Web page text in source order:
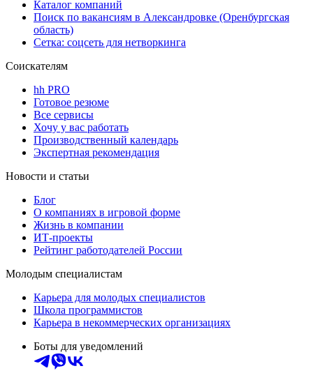
Каталог компаний
Поиск по вакансиям в Александровке (Оренбургская
область)
Сетка: соцсеть для нетворкинга
Соискателям
hh PRO
Готовое резюме
Все сервисы
Хочу у вас работать
Производственный календарь
Экспертная рекомендация
Новости и статьи
Блог
О компаниях в игровой форме
Жизнь в компании
ИТ-проекты
Рейтинг работодателей России
Молодым специалистам
Карьера для молодых специалистов
Школа программистов
Карьера в некоммерческих организациях
Боты для уведомлений